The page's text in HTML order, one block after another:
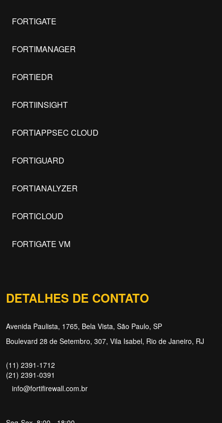
FORTIGATE
FORTIMANAGER
FORTIEDR
FORTIINSIGHT
FORTIAPPSEC CLOUD
FORTIGUARD
FORTIANALYZER
FORTICLOUD
FORTIGATE VM
DETALHES DE CONTATO
Avenida Paulista, 1765, Bela Vista, São Paulo, SP
Boulevard 28 de Setembro, 307, Vila Isabel, Rio de Janeiro, RJ
(11) 2391-1712
(21) 2391-0391
info@fortifirewall.com.br